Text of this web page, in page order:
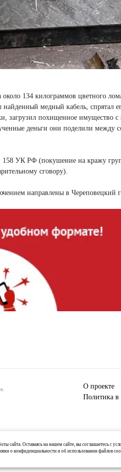
около 134 килограммов цветного
медный кабель, спрятал
загрузил похищенное имущество
деньги они поделили между
158 УК РФ (покушение на кражу
сговору).
направлены в Череповецкий
06-
О проекте
Политика в
сайта. Оставаясь на нашем сайте, вы соглашаетесь с
о конфиденциальности и об использовании файлов